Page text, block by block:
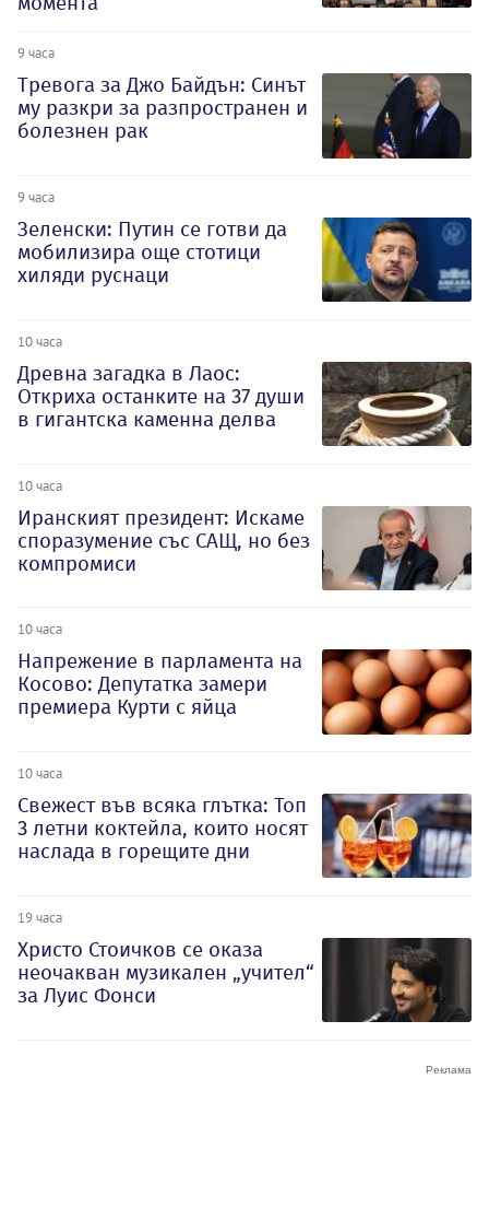
9 часа
Тревога за Джо Байдън: Синът
му разкри за разпространен и
болезнен рак
9 часа
Зеленски: Путин се готви да
мобилизира още стотици
хиляди руснаци
10 часа
Древна загадка в Лаос:
Откриха останките на 37 души
в гигантска каменна делва
10 часа
Иранският президент: Искаме
споразумение със САЩ, но без
компромиси
10 часа
Напрежение в парламента на
Косово: Депутатка замери
премиера Курти с яйца
10 часа
Свежест във всяка глътка: Топ
3 летни коктейла, които носят
наслада в горещите дни
19 часа
Христо Стоичков се оказа
неочакван музикален „учител“
за Луис Фонси